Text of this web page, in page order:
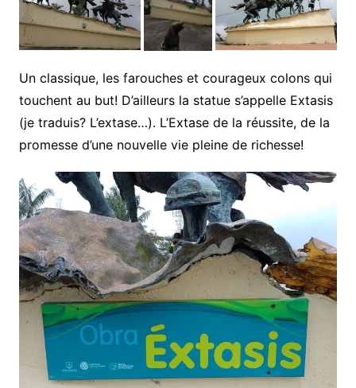
Un classique, les farouches et courageux colons qui
touchent au but! D’ailleurs la statue s’appelle Extasis
(je traduis? L’extase…). L’Extase de la réussite, de la
promesse d’une nouvelle vie pleine de richesse!